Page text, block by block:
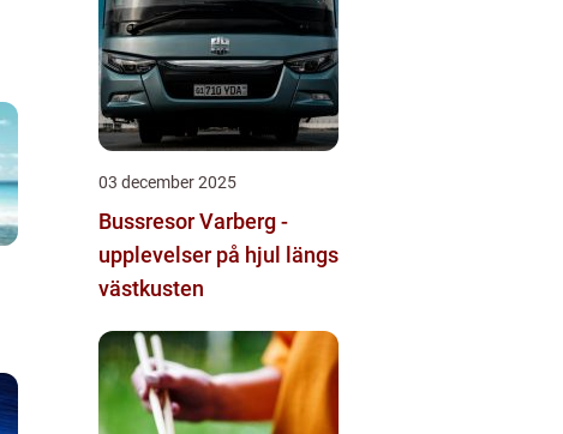
03 december 2025
Bussresor Varberg -
upplevelser på hjul längs
västkusten